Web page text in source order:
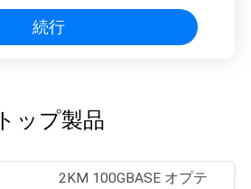
続行
トップ製品
2KM 100GBASE オプテ